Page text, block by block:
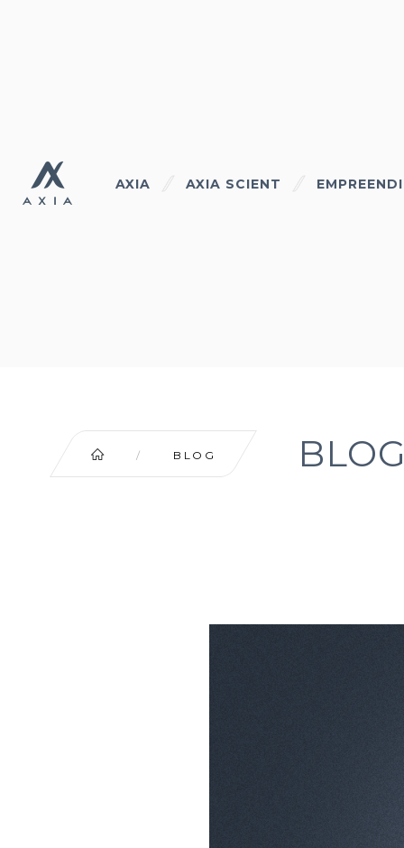
AXIA AXIA SCIENT
/ BLOG